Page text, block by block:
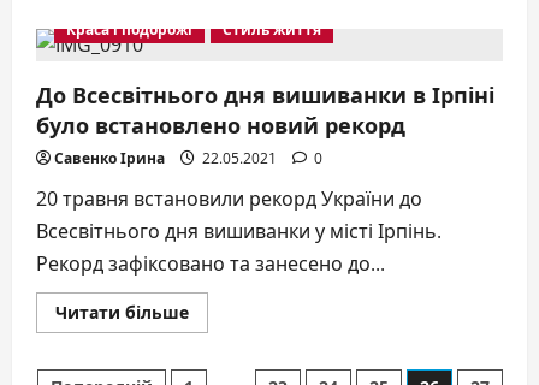
відбулася
премія
«Найкраща
українка
у
професії»
Краса і подорожі Стиль життя
До Всесвітнього дня вишиванки в Ірпіні
було встановлено новий рекорд
Савенко Ірина 22.05.2021 0
20 травня встановили рекорд України до
Всесвітнього дня вишиванки у місті Ірпінь.
Рекорд зафіксовано та занесено до...
Читати більшеДокладніше
про
дня